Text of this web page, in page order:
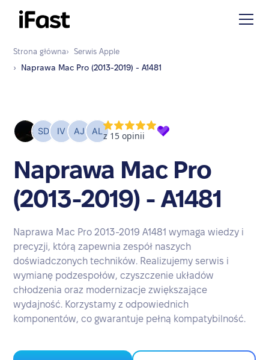
Strona główna› Serwis Apple
›
Naprawa Mac Pro (2013-2019) - A1481
Naprawa Mac Pro
(2013-2019) - A1481
Naprawa Mac Pro 2013-2019 A1481 wymaga wiedzy i
precyzji, którą zapewnia zespół naszych
doświadczonych techników. Realizujemy serwis i
wymianę podzespołów, czyszczenie układów
chłodzenia oraz modernizacje zwiększające
wydajność. Korzystamy z odpowiednich
komponentów, co gwarantuje pełną kompatybilność.